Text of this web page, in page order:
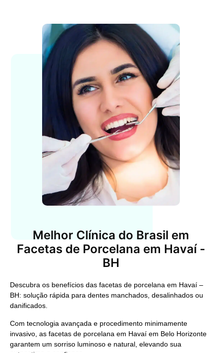
Melhor Clínica do Brasil em
Facetas de Porcelana em Havaí -
BH
Descubra os benefícios das facetas de porcelana em Havaí –
BH: solução rápida para dentes manchados, desalinhados ou
danificados.
Com tecnologia avançada e procedimento minimamente
invasivo, as facetas de porcelana em Havaí em Belo Horizonte
garantem um sorriso luminoso e natural, elevando sua